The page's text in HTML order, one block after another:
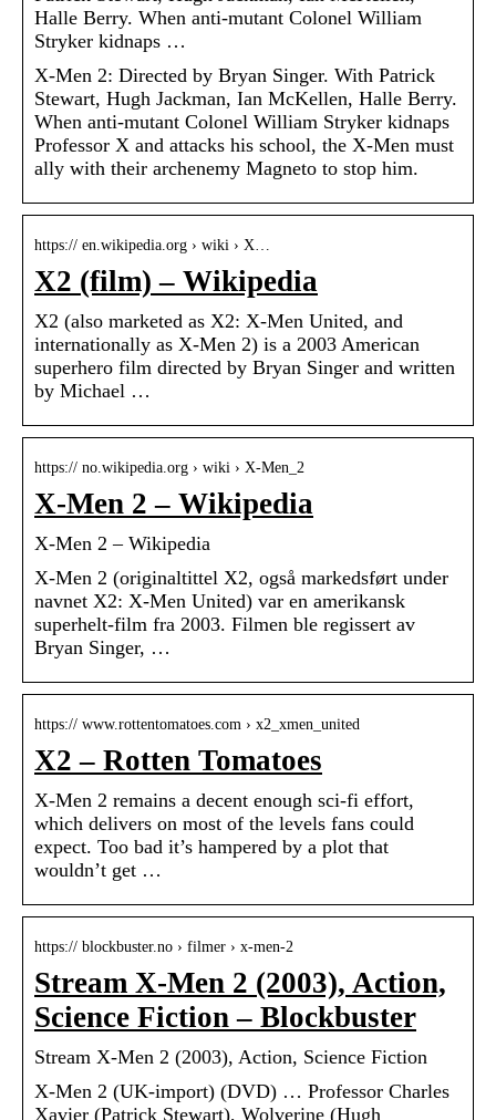
Halle Berry. When anti-mutant Colonel William
Stryker kidnaps …
X-Men 2: Directed by Bryan Singer. With Patrick
Stewart, Hugh Jackman, Ian McKellen, Halle Berry.
When anti-mutant Colonel William Stryker kidnaps
Professor X and attacks his school, the X-Men must
ally with their archenemy Magneto to stop him.
https:// en.wikipedia.org › wiki › X…
X2 (film) – Wikipedia
X2 (also marketed as X2: X-Men United, and
internationally as X-Men 2) is a 2003 American
superhero film directed by Bryan Singer and written
by Michael …
https:// no.wikipedia.org › wiki › X-Men_2
X-Men 2 – Wikipedia
X-Men 2 – Wikipedia
X-Men 2 (originaltittel X2, også markedsført under
navnet X2: X-Men United) var en amerikansk
superhelt-film fra 2003. Filmen ble regissert av
Bryan Singer, …
https:// www.rottentomatoes.com › x2_xmen_united
X2 – Rotten Tomatoes
X-Men 2 remains a decent enough sci-fi effort,
which delivers on most of the levels fans could
expect. Too bad it’s hampered by a plot that
wouldn’t get …
https:// blockbuster.no › filmer › x-men-2
Stream X-Men 2 (2003), Action,
Science Fiction – Blockbuster
Stream X-Men 2 (2003), Action, Science Fiction
X-Men 2 (UK-import) (DVD) … Professor Charles
Xavier (Patrick Stewart), Wolverine (Hugh